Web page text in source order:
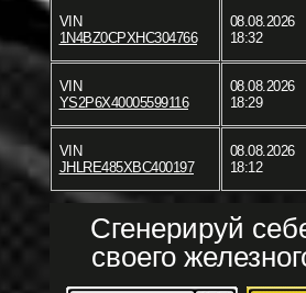
VIN
1N4BZ0CPXHC304766
08.08.2026
18:32
VIN
YS2P6X40005599116
08.08.2026
18:29
VIN
JHLRE485XBC400197
08.08.2026
18:12
Сгенерируй
своего